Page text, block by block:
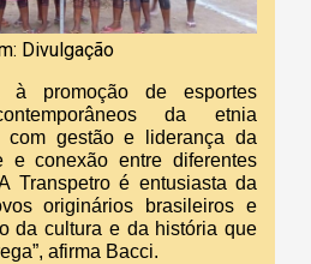
Divulgação
à promoção de esportes
da etnia
com gestão e liderança da
e conexão entre diferentes
Transpetro é entusiasta da
originários brasileiros e
da cultura e da história que
afirma Bacci.